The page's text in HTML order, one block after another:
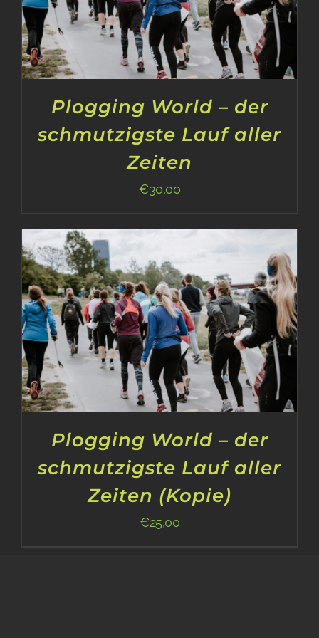
Plogging World – der
schmutzigste Lauf aller
Zeiten
€30,00
Plogging World – der
schmutzigste Lauf aller
Zeiten (Kopie)
€25,00